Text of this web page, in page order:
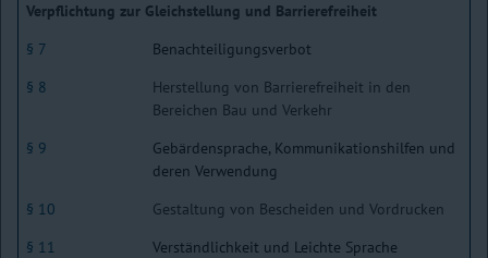
Verpflichtung zur Gleichstellung und Barrierefreiheit
§ 7
Benachteiligungsverbot
§ 8
Herstellung von Barrierefreiheit in den
Bereichen Bau und Verkehr
§ 9
Gebärdensprache, Kommunikationshilfen und
deren Verwendung
§ 10
Gestaltung von Bescheiden und Vordrucken
§ 11
Verständlichkeit und Leichte Sprache